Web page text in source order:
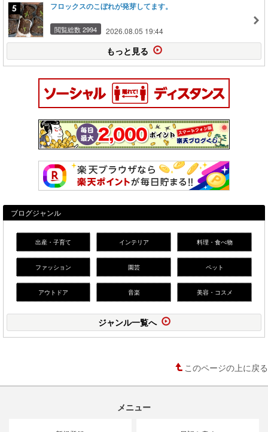
フロックスのこぼれが発芽してます。
閲覧総数 2994 2026.08.05 19:44
もっと見る
ブログジャンル
出産・子育て インテリア 料理・食べ物
ファッション 園芸 ペット
アウトドア 音楽 美容・コスメ
ジャンル一覧へ
このページの上に戻る
メニュー